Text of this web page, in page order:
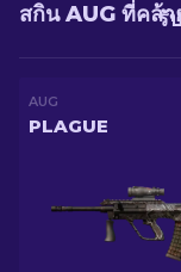
รั
สกิน AUG ที่คล้
AUG
PLAGUE